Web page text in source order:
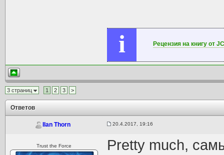
i Рецензия на книгу от JC
3 страниц 1 2 3 >
Ответов
Ilan Thorn 20.4.2017, 19:16
Trust the Force
Pretty much,